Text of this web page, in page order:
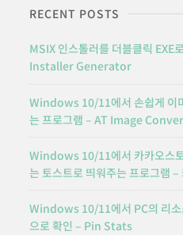
RECENT POSTS
MSIX 인스톨러를 더블클릭 EXE
Installer Generator
Windows 10/11에서 손쉽게 이
는 프로그램 – AT Image
Windows 10/11에서 카카오스
는 토스트로 띄워주는 프로그램 –
Windows 10/11에서 PC의 리소
으로 확인 – Pin Stats